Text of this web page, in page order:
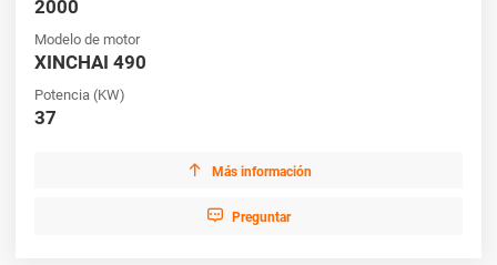
para sus requisitos operativos.
2000
Modelo de motor
XINCHAI 490
Potencia (KW)
37
 Más información
 Preguntar